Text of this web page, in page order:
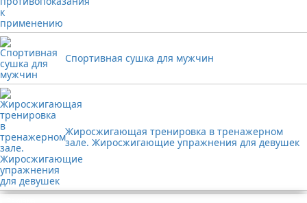
Спортивная сушка для мужчин
Жиросжигающая тренировка в тренажерном
зале. Жиросжигающие упражнения для девушек